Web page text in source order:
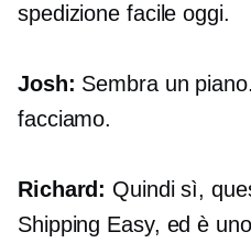
spedizione facile oggi.
Josh: Sembra un
facciamo.
Richard: Quindi sì,
Shipping Easy, ed è